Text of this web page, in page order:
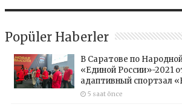
Popüler Haberler
В Саратове по
«Единой России»-2021
адаптивный спортзал
5 saat önce